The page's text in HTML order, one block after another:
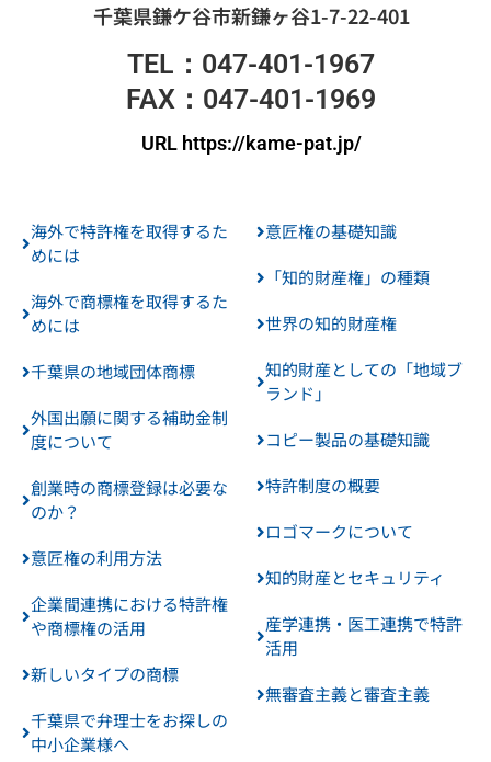
千葉県鎌ケ谷市新鎌ヶ谷1-7-22-401
TEL：047-401-1967
FAX：047-401-1969
URL https://kame-pat.jp/
海外で特許権を取得するた
めには
海外で商標権を取得するた
めには
千葉県の地域団体商標
外国出願に関する補助金制
度について
創業時の商標登録は必要な
のか？
意匠権の利用方法
企業間連携における特許権
や商標権の活用
新しいタイプの商標
千葉県で弁理士をお探しの
中小企業様へ
意匠権の基礎知識
「知的財産権」の種類
世界の知的財産権
知的財産としての「地域ブ
ランド」
コピー製品の基礎知識
特許制度の概要
ロゴマークについて
知的財産とセキュリティ
産学連携・医工連携で特許
活用
無審査主義と審査主義